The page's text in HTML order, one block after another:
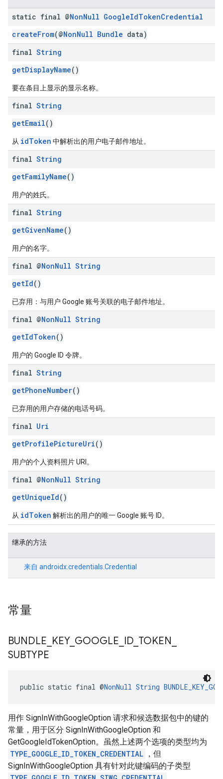
static final @NonNull GoogleIdTokenCredential
createFrom(@NonNull Bundle data)
final String
getDisplayName()
要在条目上显示的显示名称。
final String
getEmail()
从 idToken 中解析出的用户电子邮件地址。
final String
getFamilyName()
用户的姓氏。
final String
getGivenName()
用户的名字。
final @NonNull String
getId()
已弃用：与用户 Google 账号关联的电子邮件地址。
final @NonNull String
getIdToken()
用户的 Google ID 令牌。
final String
getPhoneNumber()
已弃用的用户存储的电话号码。
final Uri
getProfilePictureUri()
用户的个人资料照片 URI。
final @NonNull String
getUniqueId()
从 idToken 解析出的用户的唯一 Google 账号 ID。
继承的方法
来自 androidx.credentials.Credential
常量
BUNDLE KEY_ GOOGLE ID TOKEN
SUBTYPE
public static final @NonNull String
用作 SignInWithGoogleOption 请求和候选数据包中的键的
常量，用于区分 SignInWithGoogleOption 和
GetGoogleIdTokenOption。虽然上述两个选项的类型均为
TYPE_GOOGLE_ID_TOKEN_CREDENTIAL ，但
SignInWithGoogleOption 具有针对此键编码的子类型